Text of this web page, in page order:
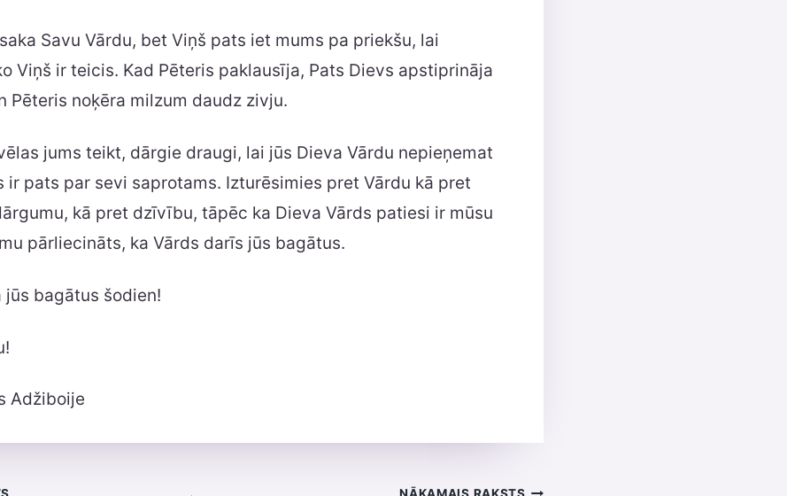
Savu Vārdu, bet Viņš pats iet mums pa priekšu, lai
Viņš ir teicis. Kad Pēteris paklausīja, Pats Dievs apstiprināja
Pēteris noķēra milzum daudz zivju.
jums teikt, dārgie draugi, lai jūs Dieva Vārdu nepieņemat
ir pats par sevi saprotams. Izturēsimies pret Vārdu kā pret
kā pret dzīvību, tāpēc ka Dieva Vārds patiesi ir mūsu
pārliecināts, ka Vārds darīs jūs bagātus.
jūs bagātus šodien!
Adžiboije